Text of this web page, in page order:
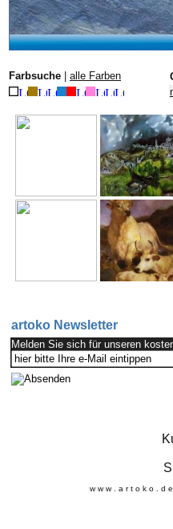
Farbsuche alle Farben
artoko Newsletter
Melden Sie sich für unseren
w w w . a r t o k